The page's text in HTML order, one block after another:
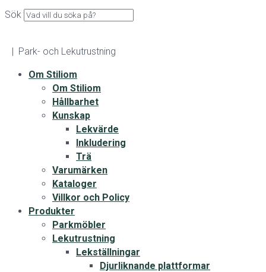
Sök
| Park- och Lekutrustning
Om Stiliom
Om Stiliom
Hållbarhet
Kunskap
Lekvärde
Inkludering
Trä
Varumärken
Kataloger
Villkor och Policy
Produkter
Parkmöbler
Lekutrustning
Lekställningar
Djurliknande plattformar